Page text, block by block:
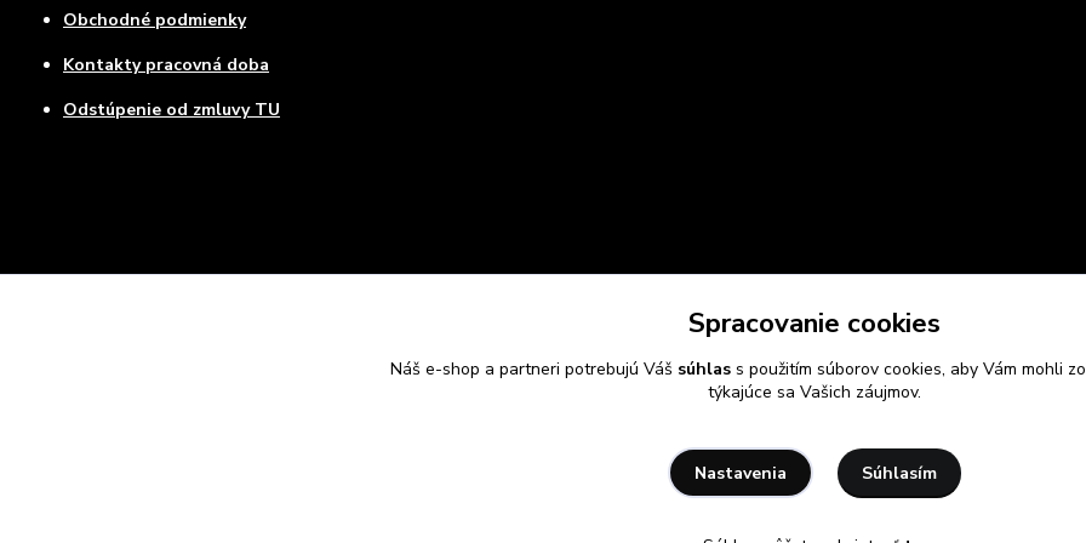
Obchodné podmienky
Kontakty pracovná doba
Odstúpenie od zmluvy TU
Spracovanie cookies
Náš e-shop a partneri potrebujú Váš súhlas s použitím súborov cookies, aby Vám mohli
týkajúce sa Vašich záujmov.
Nastavenia Súhlasím